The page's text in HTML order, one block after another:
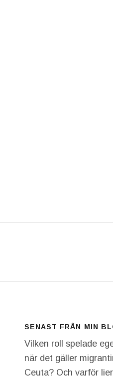
SENAST FRÅN MIN
Vilken roll spelade
när det gäller
Ceuta? Och varför